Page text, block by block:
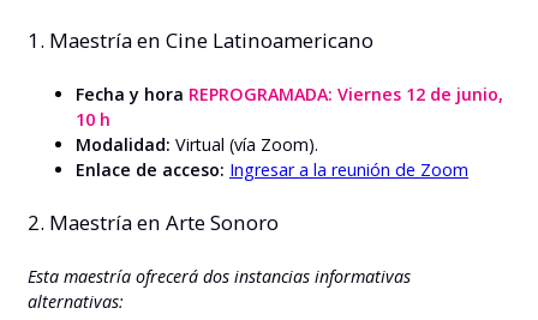
1. Maestría en Cine Latinoamericano
Fecha y hora REPROGRAMADA: Viernes 12 de junio,
10 h
Modalidad: Virtual (vía Zoom).
Enlace de acceso: Ingresar a la reunión de Zoom
2. Maestría en Arte Sonoro
Esta maestría ofrecerá dos instancias informativas
alternativas: